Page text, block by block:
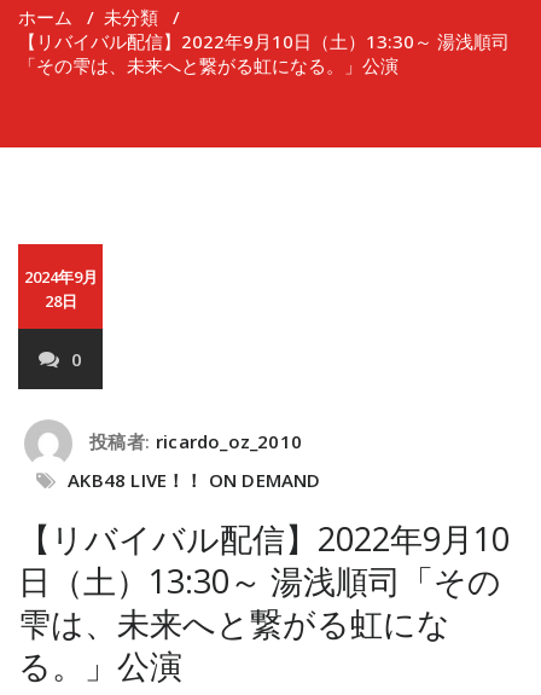
ホーム / 未分類 /
【リバイバル配信】2022年9月10日（土）13:30～ 湯浅順司
「その雫は、未来へと繋がる虹になる。」公演
2024年9月
28日
0
投稿者: ricardo_oz_2010
AKB48 LIVE！！ ON DEMAND
【リバイバル配信】2022年9月10
日（土）13:30～ 湯浅順司「その
雫は、未来へと繋がる虹にな
る。」公演